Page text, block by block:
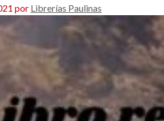
por Librerías Paulinas